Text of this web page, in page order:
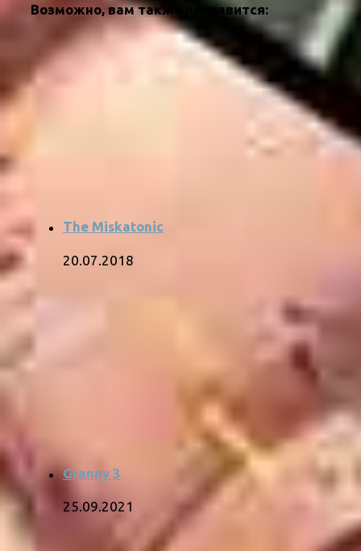
Возможно, вам также понравится:
The Miskatonic
20.07.2018
Granny 3
25.09.2021